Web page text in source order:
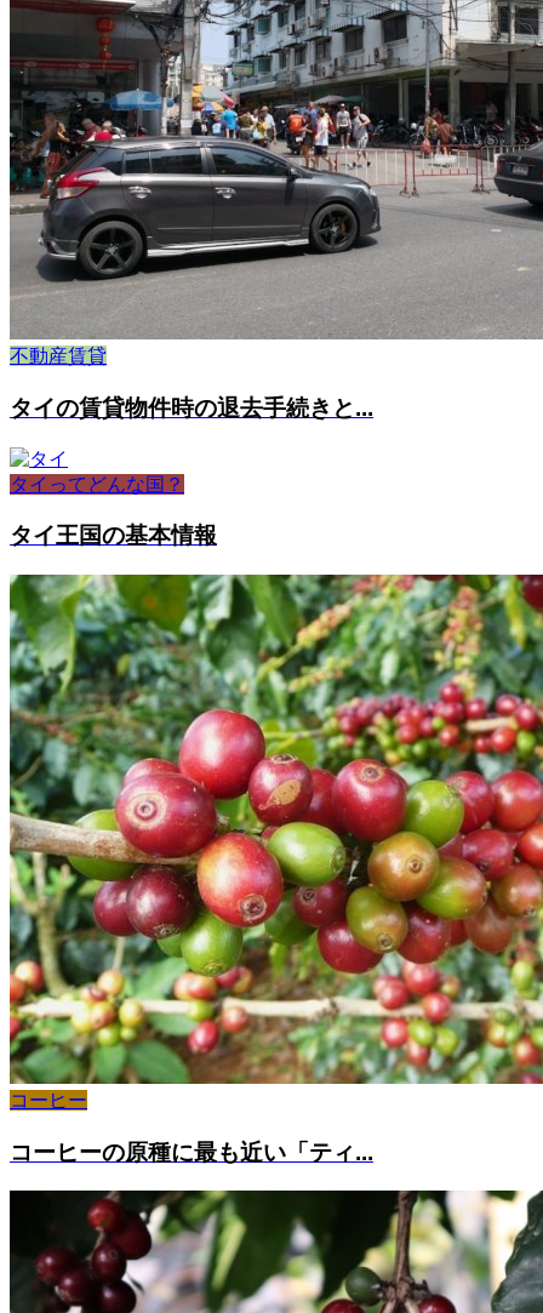
不動産賃貸
タイの賃貸物件時の退去手続きと...
タイってどんな国？
タイ王国の基本情報
コーヒー
コーヒーの原種に最も近い「ティ...